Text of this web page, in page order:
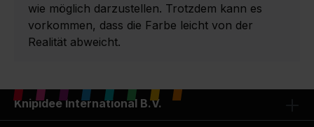
wie möglich darzustellen. Trotzdem kann es
vorkommen, dass die Farbe leicht von der
Realität abweicht.
Knipidee International B.V.